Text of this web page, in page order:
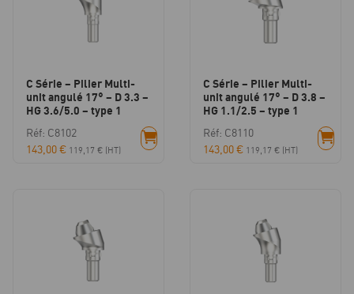
C Série – Pilier Multi-
unit angulé 17° – D 3.3 –
HG 3.6/5.0 – type 1
Réf: C8102
143,00€ 119,17 € (HT)
C Série – Pilier Multi-
unit angulé 17° – D 3.8 –
HG 1.1/2.5 – type 1
Réf: C8110
143,00€ 119,17 € (HT)